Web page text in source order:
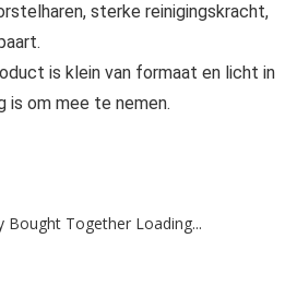
sterke reinigingskracht,
is klein van formaat en licht in
is om mee te nemen.
Bought Together Loading...